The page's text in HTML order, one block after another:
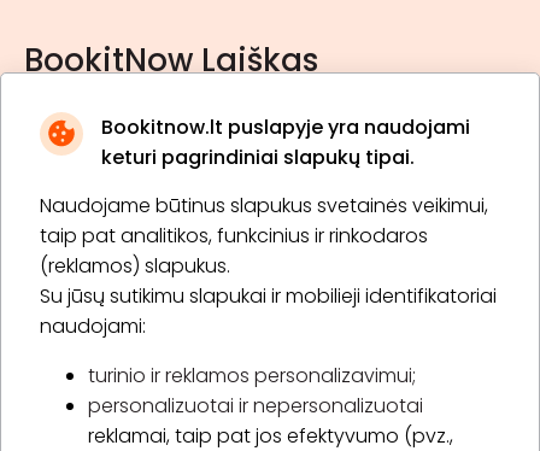
Bookitnow.lt puslapyje yra naudojami
keturi pagrindiniai slapukų tipai.
Naudojame būtinus slapukus svetainės veikimui,
taip pat analitikos, funkcinius ir rinkodaros
(reklamos) slapukus.
Su jūsų sutikimu slapukai ir mobilieji identifikatoriai
naudojami:
turinio ir reklamos personalizavimui;
personalizuotai ir nepersonalizuotai
reklamai, taip pat jos efektyvumo (pvz.,
BookitNow Laiškas
* Susipažinau su privatumo politika
Prenumeruoti
Apie „BookitNow“